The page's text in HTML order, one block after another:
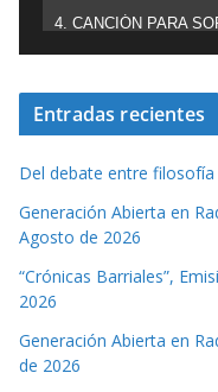
4. CANCIÓN PARA
Entradas recientes
Del debate entre
Generación Abierta en
Agosto de 2026
“Crónicas Barriales”,
2026
Generación Abierta en
de 2026